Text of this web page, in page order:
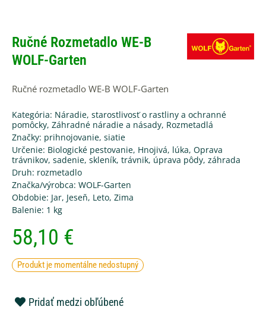
Ručné Rozmetadlo WE-B
WOLF-Garten
Ručné rozmetadlo WE-B WOLF-Garten
Kategória: Náradie, starostlivosť o rastliny a ochranné
pomôcky, Záhradné náradie a násady, Rozmetadlá
Značky: prihnojovanie, siatie
Určenie: Biologické pestovanie, Hnojivá, lúka, Oprava
trávnikov, sadenie, skleník, trávnik, úprava pôdy, záhrada
Druh: rozmetadlo
Značka/výrobca: WOLF-Garten
Obdobie: Jar, Jeseň, Leto, Zima
Balenie: 1 kg
58,10 €
Produkt je momentálne nedostupný
Pridať medzi obľúbené